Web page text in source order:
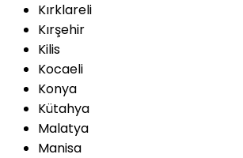
Kırklareli
Kırşehir
Kilis
Kocaeli
Konya
Kütahya
Malatya
Manisa